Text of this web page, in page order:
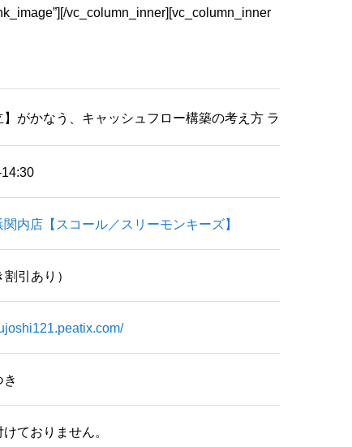
vc_column_inner][vc_column_inner
がかなう、キャッシュフロー構築の考え方 ランチセミナー
内店【スコール／スリーモンキーズ】
引あり）
ておりません。